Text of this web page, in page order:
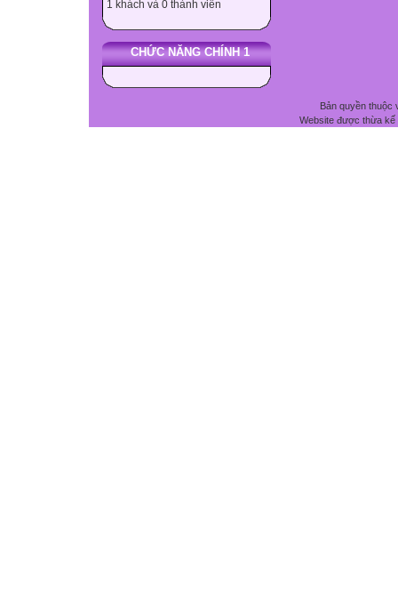
1 khách và 0 thành viên
CHỨC NĂNG CHÍNH 1
Bản quyền thuộc
Website được thừa